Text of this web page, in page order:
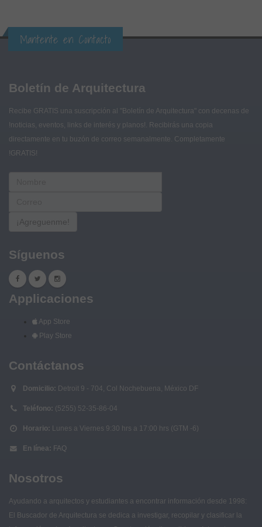
Mantente en Contacto
Boletín de Arquitectura
Recibe GRATIS una suscripción al "Boletín de Arquitectura" con decenas de
!noticias, eventos, links de interés y planos!. Recibirás una copia
directamente en tu buzón de correo semanalmente. Completamente
!GRATIS!
¡Agreguenme!
Síguenos
Applicaciones
App Store
Play Store
Contáctanos
Domicilio: Detroit 9 - 704, Col Nochebuena, México DF
Teléfono: (5255) 52-35-86-04
Horario: Lunes a Viernes 9:30 hrs a 17:00 hrs (GTM -6)
En línea: FAQ
Nosotros
Ayudando a arquitectos y estudiantes a encontrar información desde 1998:
El Buscador de Arquitectura se dedica a investigar, recopilar y clasificar la